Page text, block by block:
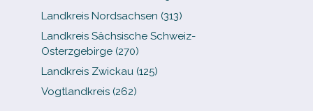
Landkreis Nordsachsen (313)
Landkreis Sächsische Schweiz-​
Osterzgebirge (270)
Landkreis Zwickau (125)
Vogtlandkreis (262)